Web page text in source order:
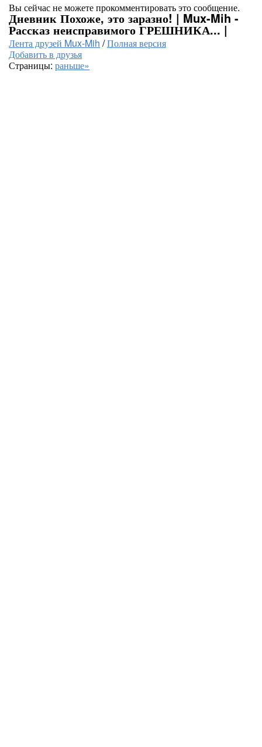
Вы сейчас не можете прокомментировать это сообщение.
Дневник Похоже, это заразно! | Mux-Mih -
Рассказ неисправимого ГРЕШНИКА... |
Лента друзей Mux-Mih /Полная версия
Добавить в друзья
Страницы: раньше»